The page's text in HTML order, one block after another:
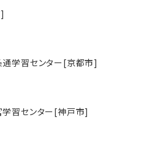
通学習センター[京都市]
学習センター[神戸市]